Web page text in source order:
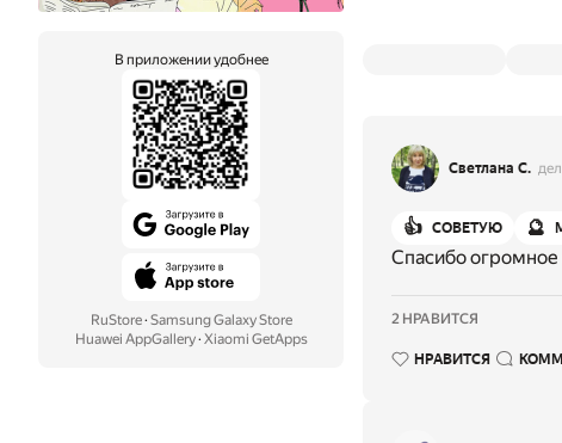
В приложении удобнее
RuStore· Samsung Galaxy Store
Huawei AppGallery· Xiaomi GetApps
Светлана С.
👍 СОВЕТУЮ 🔮
Спасибо огромное
2 НРАВИТСЯ
НРАВИТСЯ